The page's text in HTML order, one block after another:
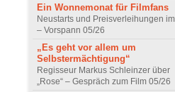
Ein Wonnemonat für Filmfans
Neustarts und Preisverleihungen
– Vorspann 05/26
„Es geht vor allem um
Selbstermächtigung“
Regisseur Markus Schleinzer über
„Rose“ – Gespräch zum Film 05/26